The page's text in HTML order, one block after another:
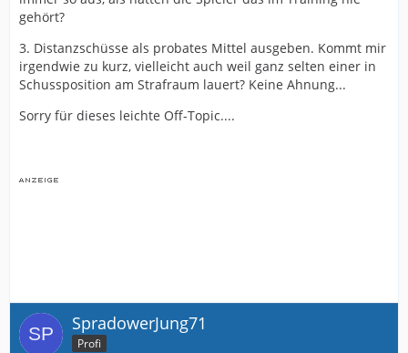
gehört?
3. Distanzschüsse als probates Mittel ausgeben. Kommt mir
irgendwie zu kurz, vielleicht auch weil ganz selten einer in
Schussposition am Strafraum lauert? Keine Ahnung...
Sorry für dieses leichte Off-Topic....
SpradowerJung71
Profi